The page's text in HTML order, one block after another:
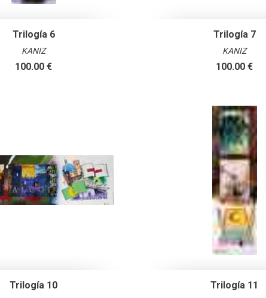
Trilogía 6
KANIZ
100.00 €
Trilogía 7
KANIZ
100.00 €
Trilogía 10 Trilogía 11